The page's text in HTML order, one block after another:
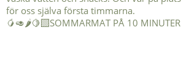
🥭🥑🌶️🍋‍🟩SOMMARMAT PÅ 10 MINUTER